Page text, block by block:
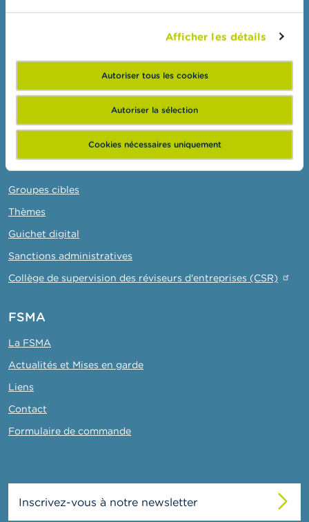
Afficher les détails
Autoriser tous les cookies
Autoriser la sélection
Cookies nécessaires uniquement
e
h
e
Thèmes
Plaintes
Attention aux fraudes
Pour vos questions d'argent : Wikifin
Professionnels
Groupes cibles
Thèmes
Guichet digital
Sanctions administratives
Collège de supervision des réviseurs d'entreprises (CSR)
FSMA
La FSMA
Actualités et Mises en garde
Liens
Contact
Formulaire de commande
Inscrivez-vous à notre newsletter